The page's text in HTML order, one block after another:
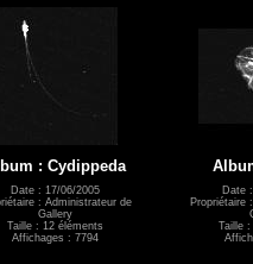
: Cydippeda
Date : 17/06/2005
: Administrateur de
Gallery
Taille : 12 éléments
Affichages : 7794
Date
Propriétaire
Taille